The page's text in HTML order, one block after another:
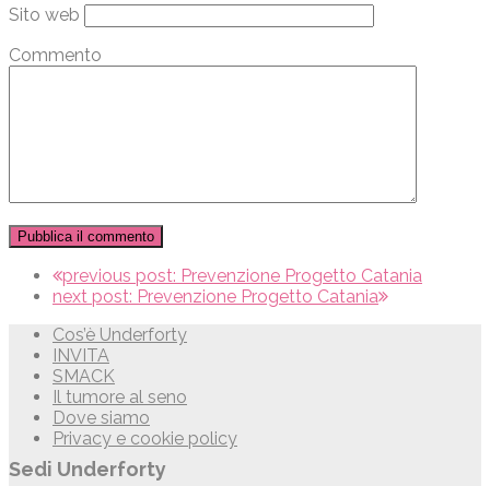
Sito web
Commento
previous post: Prevenzione Progetto Catania
next post: Prevenzione Progetto Catania
Cos’è Underforty
INVITA
SMACK
Il tumore al seno
Dove siamo
Privacy e cookie policy
Sedi Underforty